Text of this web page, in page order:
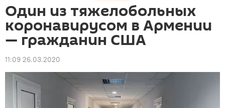
Один из тяжелобольных
коронавирусом в Армении
— гражданин США
11:09 26.03.2020